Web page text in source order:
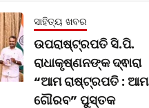
ସାହିତ୍ୟ ଖବର
ଉପରାଷ୍ଟ୍ରପତି ସି.ପି.
ରାଧାକୃଷ୍ଣନଙ୍କ ଦ୍ଵାରା
“ଆମ ରାଷ୍ଟ୍ରପତି : ଆମ
ଗୌରବ” ପୁସ୍ତକ